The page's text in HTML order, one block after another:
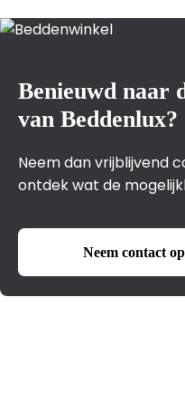
Benieuwd naar
van Beddenlux?
Neem dan vrijblijvend
ontdek wat de
Neem contact op